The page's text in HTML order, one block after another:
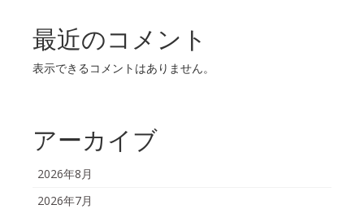
最近のコメント
表示できるコメントはありません。
アーカイブ
2026年8月
2026年7月